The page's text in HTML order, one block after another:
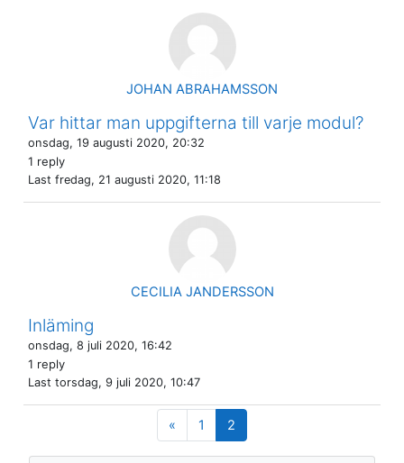
JOHAN ABRAHAMSSON
Var hittar man uppgifterna till varje modul?
onsdag, 19 augusti 2020, 20:32
1 reply
Last fredag, 21 augusti 2020, 11:18
CECILIA JANDERSSON
Inläming
onsdag, 8 juli 2020, 16:42
1 reply
Last torsdag, 9 juli 2020, 10:47
« Föregående sida
1 Sida 1
2